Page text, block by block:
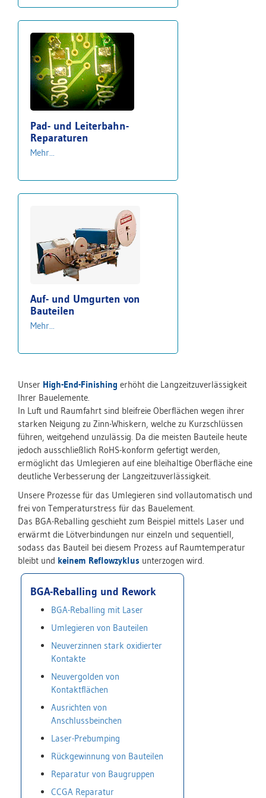
Pad- und Leiterbahn-
Reparaturen
Mehr...
Auf- und Umgurten von
Bauteilen
Mehr...
Unser High-End-Finishing erhöht die Langzeitzuverlässigkeit
Ihrer Bauelemente.
In Luft und Raumfahrt sind bleifreie Oberflächen wegen ihrer
starken Neigung zu Zinn-Whiskern, welche zu Kurzschlüssen
führen, weitgehend unzulässig. Da die meisten Bauteile heute
jedoch ausschließlich RoHS-konform gefertigt werden,
ermöglicht das Umlegieren auf eine bleihaltige Oberfläche eine
deutliche Verbesserung der Langzeitzuverlässigkeit.
Unsere Prozesse für das Umlegieren sind vollautomatisch und
frei von Temperaturstress für das Bauelement.
Das BGA-Reballing geschieht zum Beispiel mittels Laser und
erwärmt die Lötverbindungen nur einzeln und sequentiell,
sodass das Bauteil bei diesem Prozess auf Raumtemperatur
bleibt und keinem Reflowzyklus unterzogen wird.
BGA-Reballing und Rework
BGA-Reballing mit Laser
Umlegieren von Bauteilen
Neuverzinnen stark oxidierter
Kontakte
Neuvergolden von
Kontaktflächen
Ausrichten von
Anschlussbeinchen
Laser-Prebumping
Rückgewinnung von Bauteilen
Reparatur von Baugruppen
CCGA Reparatur